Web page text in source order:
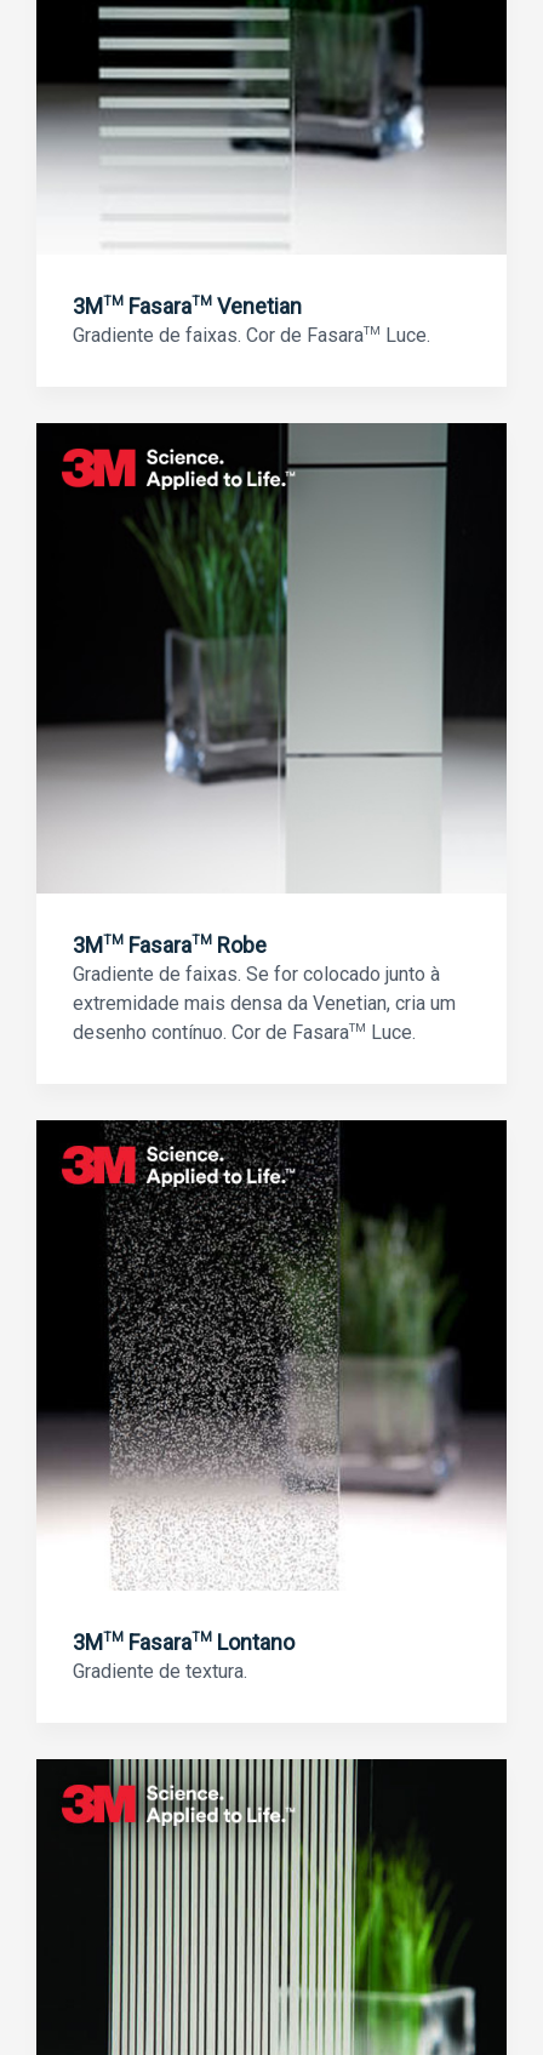
3MTM FasaraTM Venetian
Gradiente de faixas. Cor de FasaraTM Luce.
3MTM FasaraTM Robe
Gradiente de faixas. Se for colocado junto à
extremidade mais densa da Venetian, cria um
desenho contínuo. Cor de FasaraTM Luce.
3MTM FasaraTM Lontano
Gradiente de textura.